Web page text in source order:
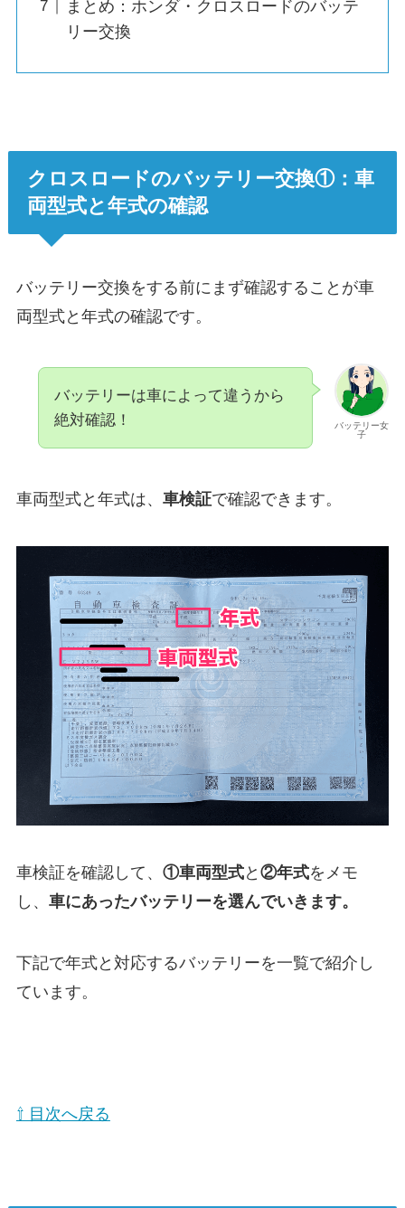
まとめ：ホンダ・クロスロードのバッテ
リー交換
クロスロードのバッテリー交換①：車
両型式と年式の確認
バッテリー交換をする前にまず確認することが車
両型式と年式の確認です。
バッテリー女
子
バッテリーは車によって違うから
絶対確認！
車両型式と年式は、 車検証で確認できます。
車検証を確認して、 ①車両型式と ②年式をメモ
し、 車にあったバッテリーを選んでいきます。
下記で年式と対応するバッテリーを一覧で紹介し
ています。
⇧ 目次へ戻る